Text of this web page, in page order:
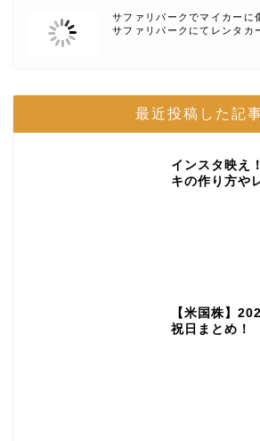
サファリパークでマイカーに
サファリパークにてレンタカ
最近投稿した記
インスタ映え
キの作り方や
【米国株】
祝日まとめ！